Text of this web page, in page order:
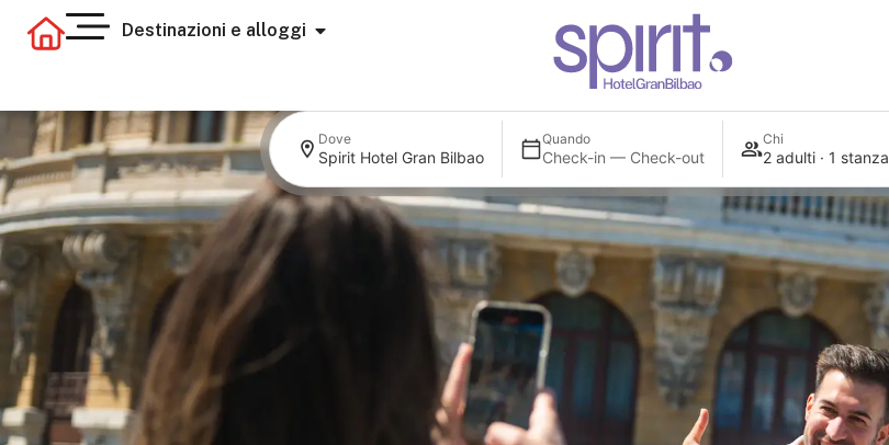
Destinazioni e alloggi
Dove
Spirit Hotel Gran Bilbao
Quando
Check-in — Check-out
Chi
2 adulti · 1 stanza